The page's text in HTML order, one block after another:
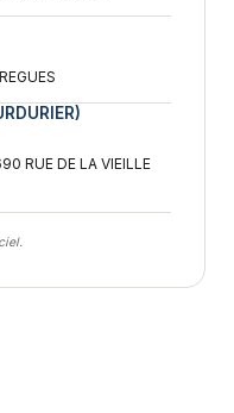
RUE DE LA VIEILLE